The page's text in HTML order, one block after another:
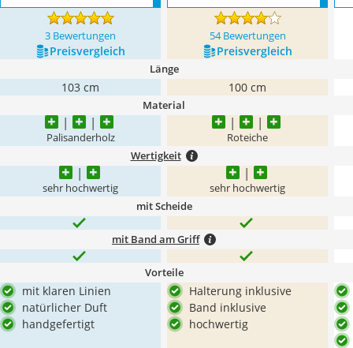
3 Bewertungen 54 Bewertungen
Preis­vergleich Preis­vergleich
Länge
103 cm 100 cm
Material
Palisanderholz Roteiche
Wertigkeit
sehr hochwertig sehr hochwertig
mit Scheide
mit Band am Griff
Vorteile
mit klaren Linien
natürlicher Duft
handgefertigt
Halterung inklusive
Band inklusive
hochwertig